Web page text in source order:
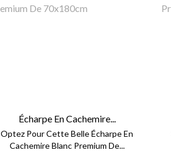
Écharpe En Cachemire...
Optez Pour Cette Belle Écharpe En
Cachemire Blanc Premium De...